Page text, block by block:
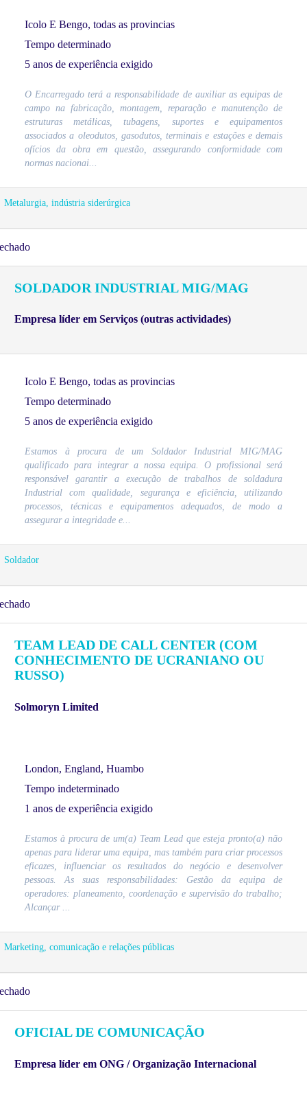
Icolo E Bengo, todas as provincias
Tempo determinado
5 anos de experiência exigido
O Encarregado terá a responsabilidade de auxiliar as equipas de
campo na fabricação, montagem, reparação e manutenção de
estruturas metálicas, tubagens, suportes e equipamentos
associados a oleodutos, gasodutos, terminais e estações e demais
ofícios da obra em questão, assegurando conformidade com
normas nacionai...
Metalurgia, indústria siderúrgica
SOLDADOR INDUSTRIAL MIG/MAG
Empresa líder em Serviços (outras actividades)
Icolo E Bengo, todas as provincias
Tempo determinado
5 anos de experiência exigido
Estamos à procura de um Soldador Industrial MIG/MAG
qualificado para integrar a nossa equipa. O profissional será
responsável garantir a execução de trabalhos de soldadura
Industrial com qualidade, segurança e eficiência, utilizando
processos, técnicas e equipamentos adequados, de modo a
assegurar a integridade e...
Soldador
TEAM LEAD DE CALL CENTER (COM
CONHECIMENTO DE UCRANIANO OU
RUSSO)
Solmoryn Limited
London, England, Huambo
Tempo indeterminado
1 anos de experiência exigido
Estamos à procura de um(a) Team Lead que esteja pronto(a) não
apenas para liderar uma equipa, mas também para criar processos
eficazes, influenciar os resultados do negócio e desenvolver
pessoas. As suas responsabilidades: Gestão da equipa de
operadores: planeamento, coordenação e supervisão do trabalho;
Alcançar ...
Marketing, comunicação e relações públicas
OFICIAL DE COMUNICAÇÃO
Empresa líder em ONG / Organização Internacional